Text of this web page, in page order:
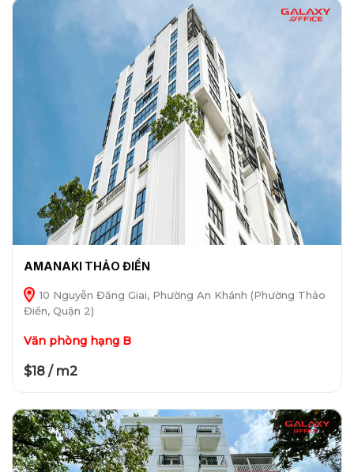
AMANAKI THẢO ĐIỀN
10 Nguyễn Đăng Giai, Phường An Khánh (Phường Thảo
Điền, Quận 2)
Văn phòng hạng B
$18 / m2